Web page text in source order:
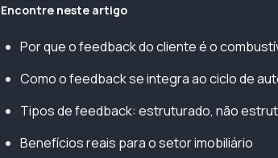
Encontre neste artigo
Por que o feedback do cliente é o
Como o feedback se integra ao ciclo de
Tipos de feedback: estruturado, não
Benefícios reais para o setor imobiliário